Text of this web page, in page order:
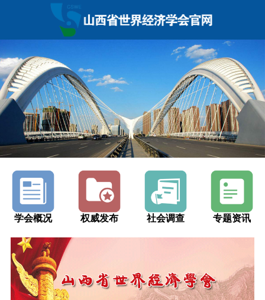
学会概况 权威发布 社会调查 专题资讯